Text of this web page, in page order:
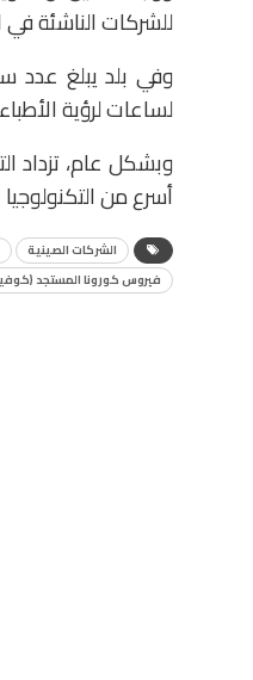
للشركات الناشئة
لساعات لرؤية
وبشكل عام، تزداد
أسرع من التكنولوجيا
الشركات الصينية
فيروس كورونا المستجد (كوفيد